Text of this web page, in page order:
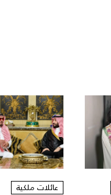
عائلات ملكية